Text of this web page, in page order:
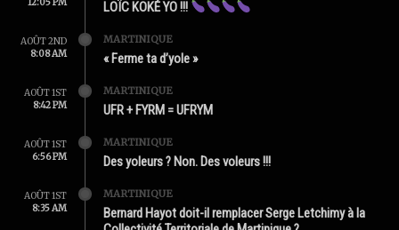
LOÏC KOKÉ YO !!!
AOÛT 2ND
8:08 AM
MARTINIQUE
« Ferme ta d’yole »
AOÛT 1ST
8:42 PM
MARTINIQUE
UFR + FYRM = UFRYM
AOÛT 1ST
6:56 PM
MARTINIQUE
Des yoleurs ? Non. Des voleurs !!!
AOÛT 1ST
8:35 AM
MARTINIQUE
Bernard Hayot doit-il remplacer Serge Letchimy à la